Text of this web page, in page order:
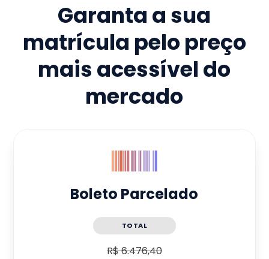
Garanta a sua
matrícula pelo preço
mais acessível do
mercado
Boleto Parcelado
TOTAL
R$ 6.476,40